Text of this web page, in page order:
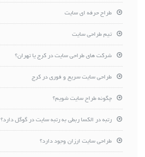
طراح حرفه ای سایت
تیم طراحی سایت
شرکت های طراحی سایت در کرج یا تهران؟
طراحی سایت سریع و فوری در کرج
چگونه طراح سایت شویم؟
رتبه در الکسا ربطی به رتبه سایت در گوگل دارد؟
طراحی سایت ارزان وجود دارد؟